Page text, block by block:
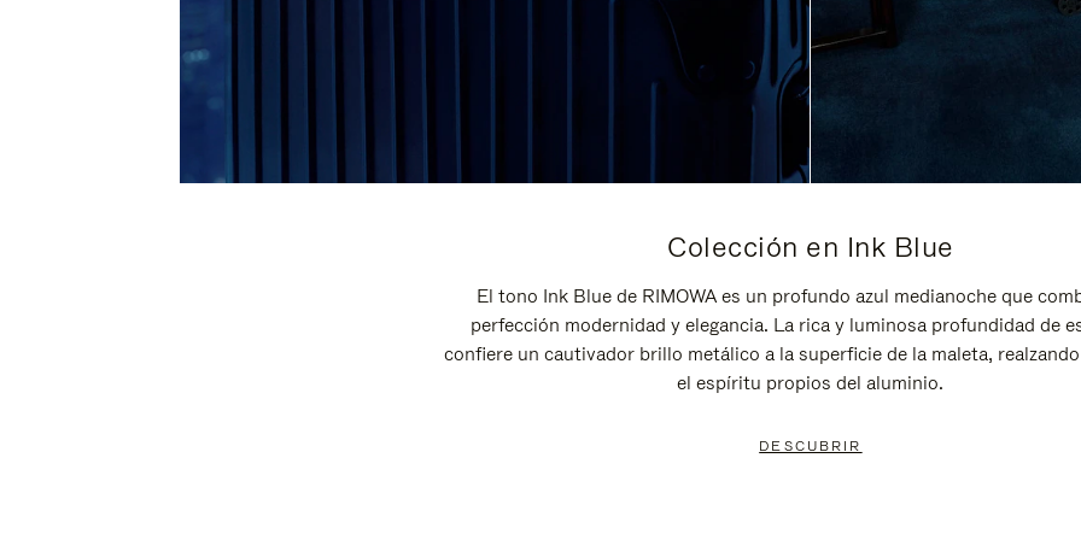
Colección en Ink Blue
El tono Ink Blue de RIMOWA es un profundo azul medianoche que
perfección modernidad y elegancia. La rica y luminosa profundidad de
confiere un cautivador brillo metálico a la superficie de la maleta,
el espíritu propios del aluminio.
DESCUBRIR